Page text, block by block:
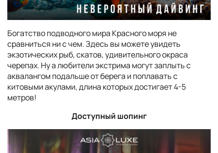
Богатство подводного мира Красного моря не
сравниться ни с чем. Здесь вы можете увидеть
экзотических рыб, скатов, удивительного окраса
черепах. Ну а любители экстрима могут заплыть с
аквалангом подальше от берега и поплавать с
китовыми акулами, длина которых достигает 4-5
метров!
Доступный шопинг